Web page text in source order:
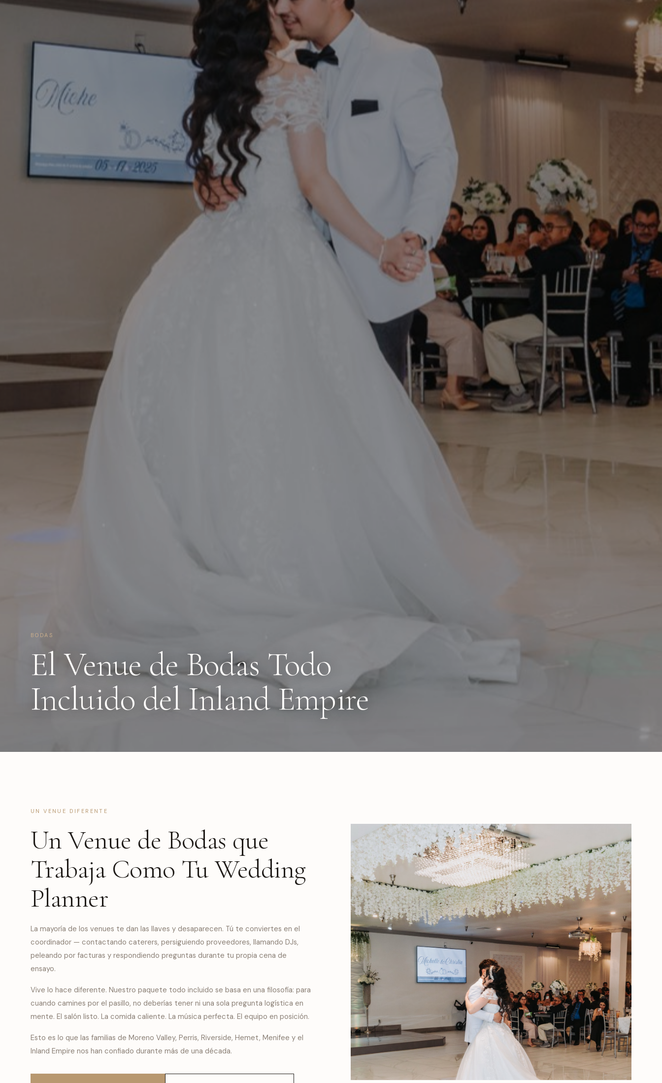
BODAS
El Venue de Bodas Todo
Incluido del Inland Empire
UN VENUE DIFERENTE
Un Venue de Bodas que
Trabaja Como Tu Wedding
Planner
La mayoría de los venues te dan las llaves y desaparecen. Tú te conviertes en el
coordinador — contactando caterers, persiguiendo proveedores, llamando DJs,
peleando por facturas y respondiendo preguntas durante tu propia cena de
ensayo.
Vive lo hace diferente. Nuestro paquete todo incluido se basa en una filosofía: para
cuando camines por el pasillo, no deberías tener ni una sola pregunta logística en
mente. El salón listo. La comida caliente. La música perfecta. El equipo en posición.
Esto es lo que las familias de Moreno Valley, Perris, Riverside, Hemet, Menifee y el
Inland Empire nos han confiado durante más de una década.